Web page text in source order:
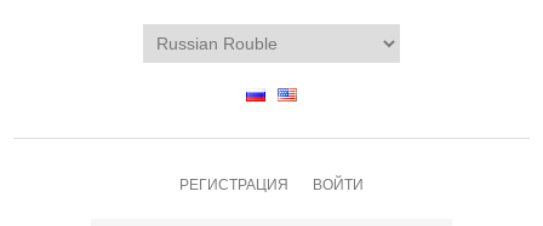
РЕГИСТРАЦИЯ ВОЙТИ